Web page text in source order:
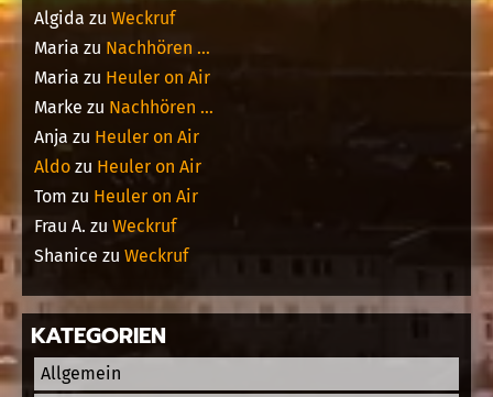
Algida zu Weckruf
Maria zu Nachhören …
Maria zu Heuler on Air
Marke zu Nachhören …
Anja zu Heuler on Air
Aldo zu Heuler on Air
Tom zu Heuler on Air
Frau A. zu Weckruf
Shanice zu Weckruf
KATEGORIEN
Allgemein